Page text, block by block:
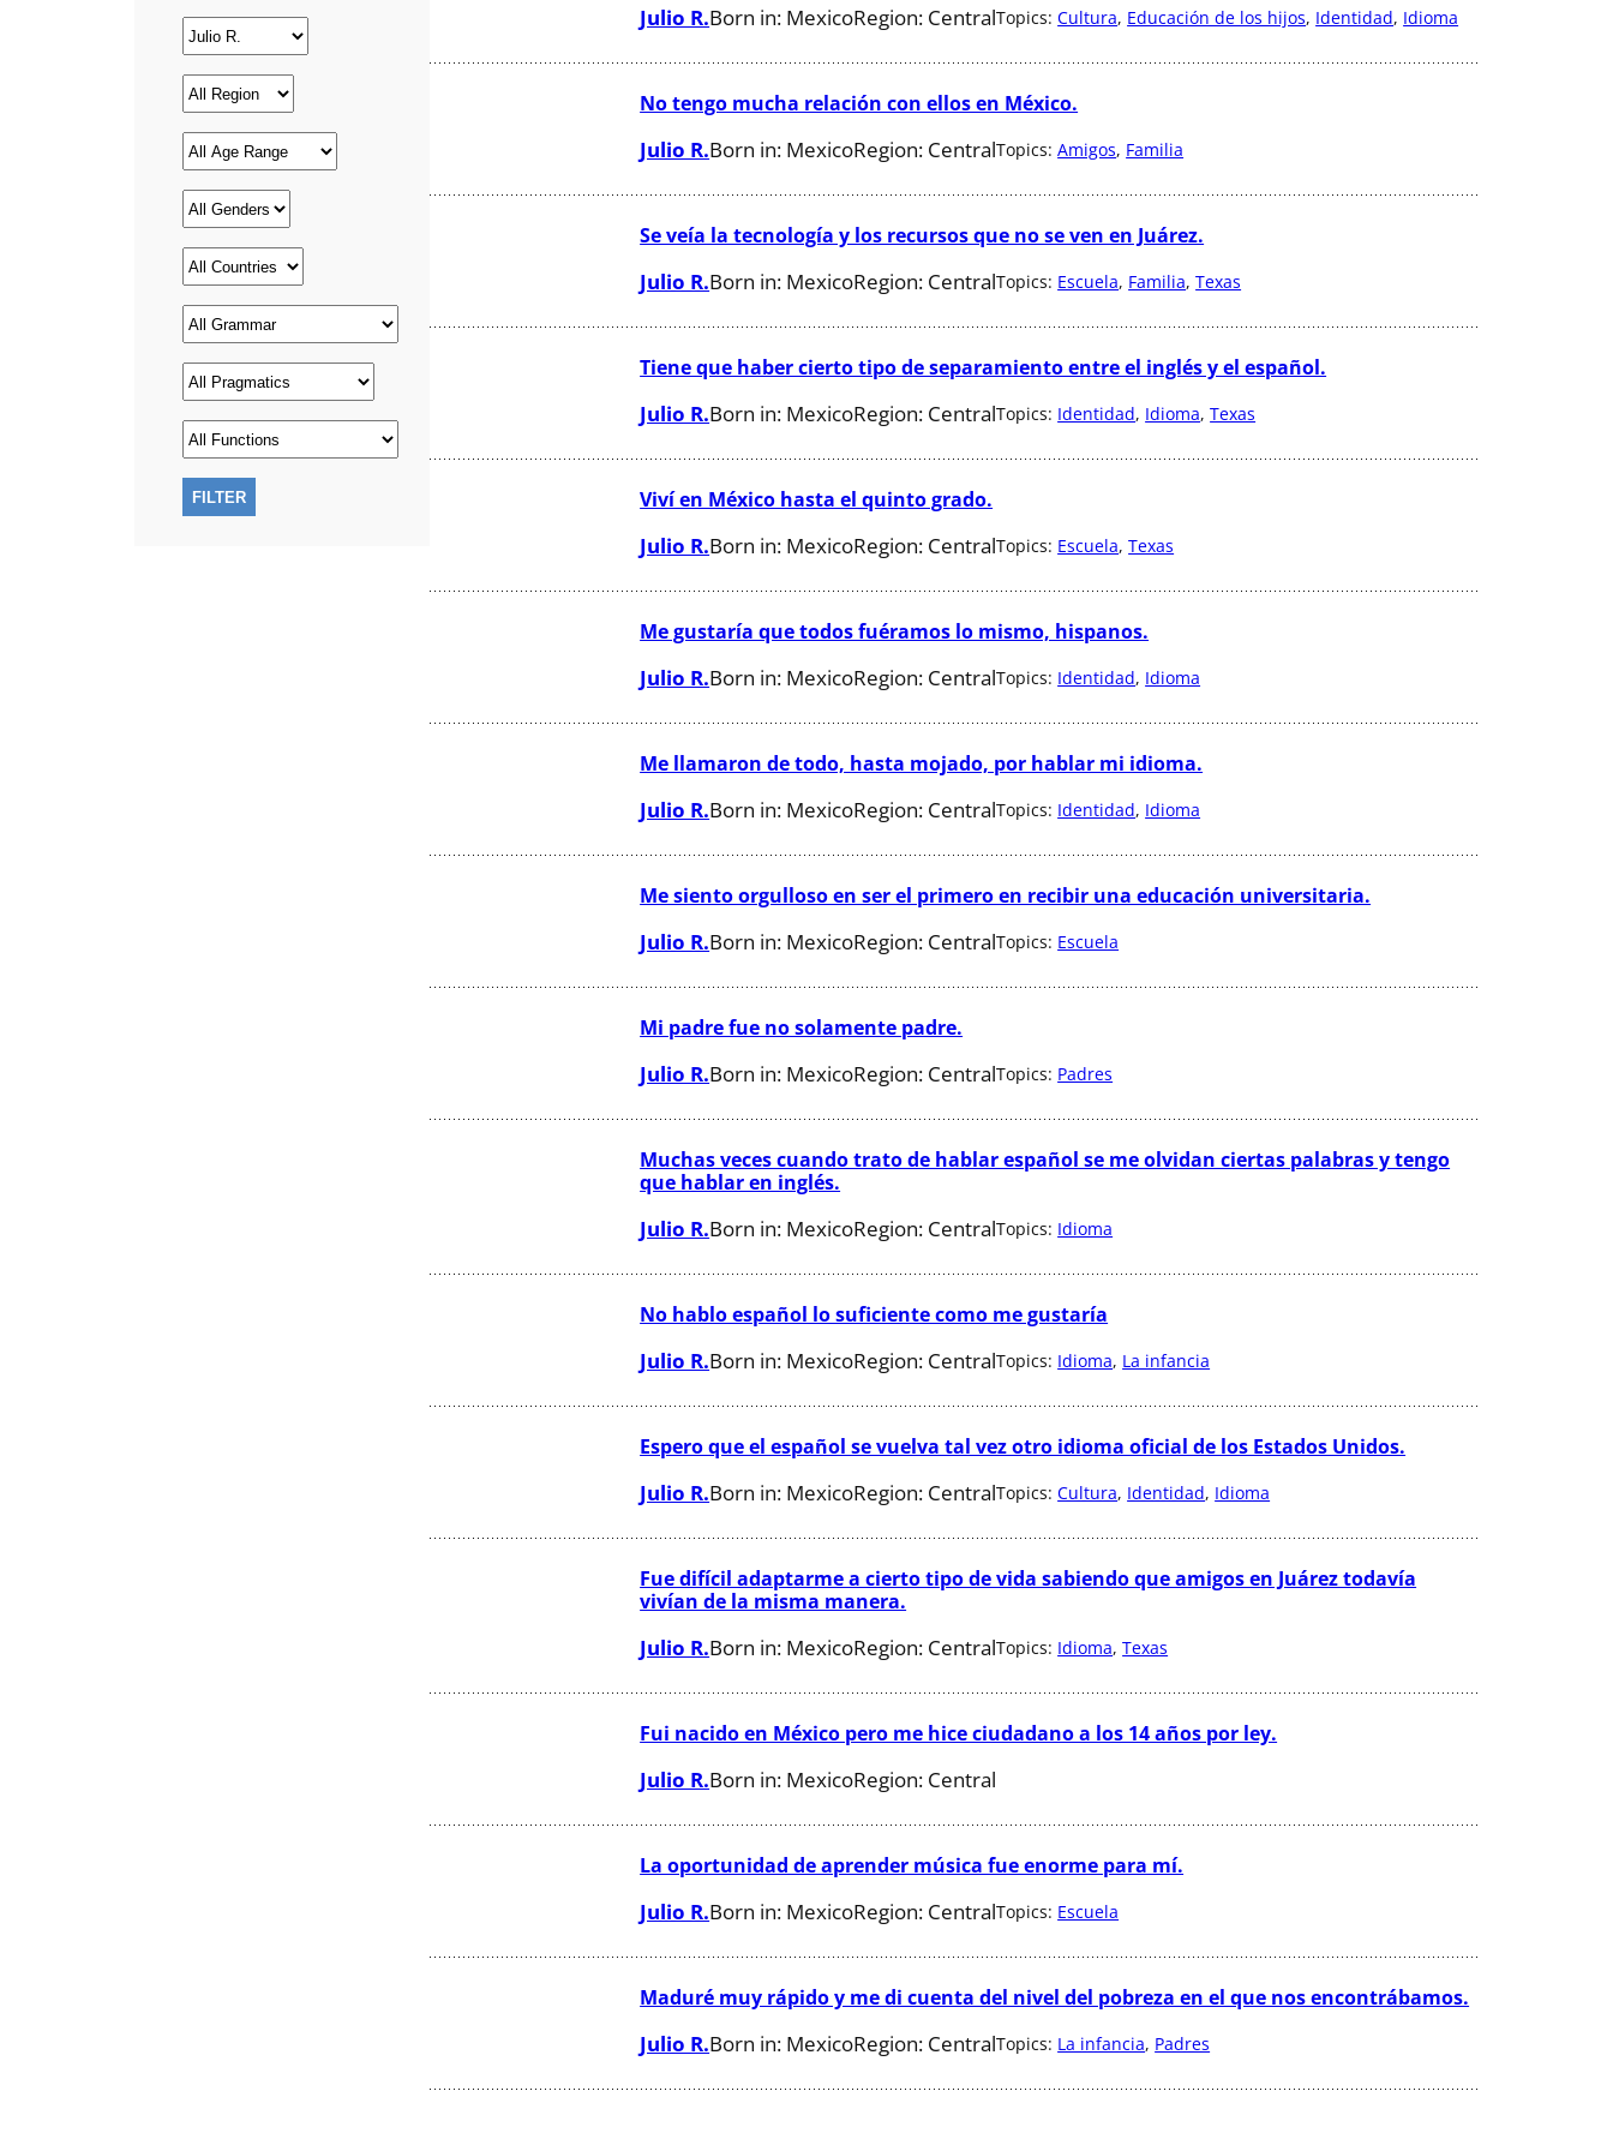
Julio R.Born in: MexicoRegion: CentralTopics:Cultura, Educación de los hijos, Identidad, Idioma
No tengo mucha relación con ellos en México.
Julio R.Born in: MexicoRegion: CentralTopics:Amigos, Familia
Se veía la tecnología y los recursos que no se ven en Juárez.
Julio R.Born in: MexicoRegion: CentralTopics: Escuela, Familia, Texas
Tiene que haber cierto tipo de separamiento entre el inglés y el español.
Julio R.Born in: MexicoRegion: CentralTopics: Identidad, Idioma, Texas
Viví en México hasta el quinto grado.
Julio R.Born in: MexicoRegion: CentralTopics: Escuela, Texas
Me gustaría que todos fuéramos lo mismo, hispanos.
Julio R.Born in: MexicoRegion: CentralTopics: Identidad, Idioma
Me llamaron de todo, hasta mojado, por hablar mi idioma.
Julio R.Born in: MexicoRegion: CentralTopics: Identidad, Idioma
Me siento orgulloso en ser el primero en recibir una educación universitaria.
Julio R.Born in: MexicoRegion: CentralTopics: Escuela
Mi padre fue no solamente padre.
Julio R.Born in: MexicoRegion: CentralTopics: Padres
Muchas veces cuando trato de hablar español se me olvidan ciertas palabras y tengo
que hablar en inglés.
Julio R.Born in: MexicoRegion: CentralTopics: Idioma
No hablo español lo suficiente como me gustaría
Julio R.Born in: MexicoRegion: CentralTopics: Idioma, La infancia
Espero que el español se vuelva tal vez otro idioma oficial de los Estados Unidos.
Julio R.Born in: MexicoRegion: CentralTopics:Cultura, Identidad, Idioma
Fue difícil adaptarme a cierto tipo de vida sabiendo que amigos en Juárez todavía
vivían de la misma manera.
Julio R.Born in: MexicoRegion: CentralTopics: Idioma, Texas
Fui nacido en México pero me hice ciudadano a los 14 años por ley.
Julio R.Born in: MexicoRegion: Central
La oportunidad de aprender música fue enorme para mí.
Julio R.Born in: MexicoRegion: CentralTopics: Escuela
Maduré muy rápido y me di cuenta del nivel del pobreza en el que nos encontrábamos.
Julio R.Born in: MexicoRegion: CentralTopics: La infancia, Padres